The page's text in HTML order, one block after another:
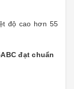
độ cao hơn 55
đạt chuẩn